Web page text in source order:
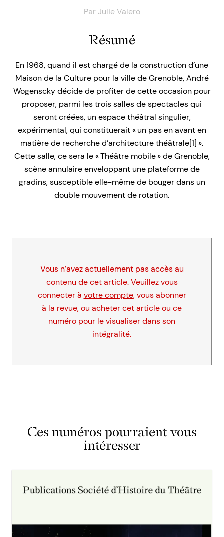
ParJulie Valero
Résumé
En 1968, quand il est chargé de la construction d’une
Maison de la Culture pour la ville de Grenoble, André
Wogenscky décide de profiter de cette occasion pour
proposer, parmi les trois salles de spectacles qui
seront créées, un espace théâtral singulier,
expérimental, qui constituerait « un pas en avant en
matière de recherche d’architecture théâtrale[1] ».
Cette salle, ce sera le « Théâtre mobile » de Grenoble,
scène annulaire enveloppant une plateforme de
gradins, susceptible elle-même de bouger dans un
double mouvement de rotation.
Vous n’avez actuellement pas accès au
contenu de cet article. Veuillez vous
connecter à votre compte, vous abonner
à la revue, ou acheter cet article ou ce
numéro pour le visualiser dans son
intégralité.
Ces numéros pourraient vous
intéresser